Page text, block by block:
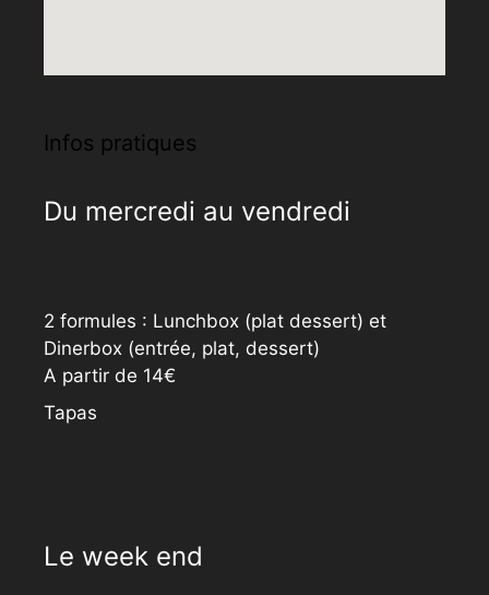
Infos pratiques
Du mercredi au vendredi
2 formules : Lunchbox (plat dessert) et
Dinerbox (entrée, plat, dessert)
A partir de 14€
Tapas
Le week end